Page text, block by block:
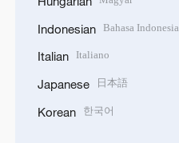
Indonesian Bahasa Indonesia
Italian Italiano
Japanese 日本語
Korean 한국어